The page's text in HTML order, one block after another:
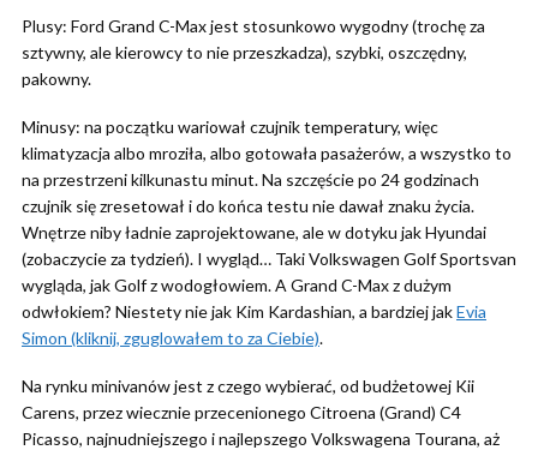
Plusy: Ford Grand C-Max jest stosunkowo wygodny (trochę za
sztywny, ale kierowcy to nie przeszkadza), szybki, oszczędny,
pakowny.
Minusy: na początku wariował czujnik temperatury, więc
klimatyzacja albo mroziła, albo gotowała pasażerów, a wszystko to
na przestrzeni kilkunastu minut. Na szczęście po 24 godzinach
czujnik się zresetował i do końca testu nie dawał znaku życia.
Wnętrze niby ładnie zaprojektowane, ale w dotyku jak Hyundai
(zobaczycie za tydzień). I wygląd… Taki Volkswagen Golf Sportsvan
wygląda, jak Golf z wodogłowiem. A Grand C-Max z dużym
odwłokiem? Niestety nie jak Kim Kardashian, a bardziej jakEvia
Simon (kliknij, zguglowałem to za Ciebie).
Na rynku minivanów jest z czego wybierać, od budżetowej Kii
Carens, przez wiecznie przecenionego Citroena (Grand) C4
Picasso, najnudniejszego i najlepszego Volkswagena Tourana, aż